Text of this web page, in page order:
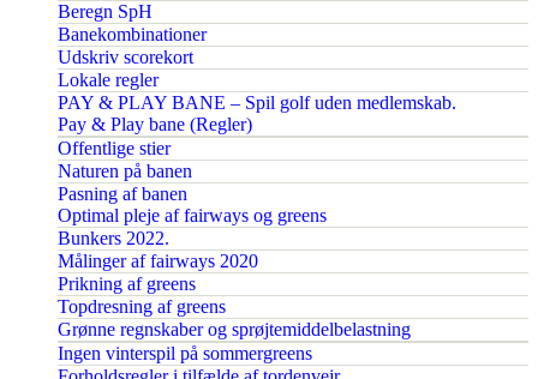
Beregn SpH
Banekombinationer
Udskriv scorekort
Lokale regler
PAY & PLAY BANE – Spil golf uden medlemskab.
Pay & Play bane (Regler)
Offentlige stier
Naturen på banen
Pasning af banen
Optimal pleje af fairways og greens
Bunkers 2022.
Målinger af fairways 2020
Prikning af greens
Topdresning af greens
Grønne regnskaber og sprøjtemiddelbelastning
Ingen vinterspil på sommergreens